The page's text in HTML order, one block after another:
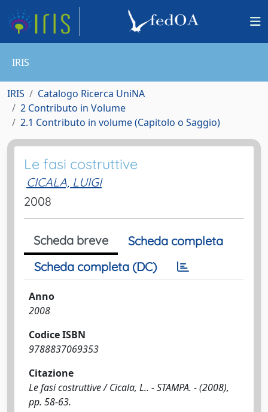
IRIS
IRIS
Catalogo Ricerca UniNA
2 Contributo in Volume
2.1 Contributo in volume (Capitolo o Saggio)
Le fasi costruttive
CICALA, LUIGI
2008
Scheda breve
Scheda completa
Scheda completa (DC)
Anno
2008
Codice ISBN
9788837069353
Citazione
Le fasi costruttive / Cicala, L.. - STAMPA. - (2008),
pp. 58-63.